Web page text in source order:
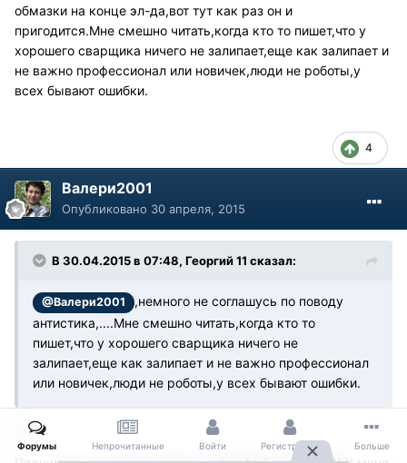
обмазки на конце эл-да,вот тут как раз он и
пригодится.Мне смешно читать,когда кто то пишет,что у
хорошего сварщика ничего не залипает,еще как залипает и
не важно профессионал или новичек,люди не роботы,у
всех бывают ошибки.
4
Валери2001
Опубликовано 30 апреля, 2015
В 30.04.2015 в 07:48, Георгий 11 сказал:
@Валери2001
,немного не соглашусь по поводу
антистика,....Мне смешно читать,когда кто то
пишет,что у хорошего сварщика ничего не
залипает,еще как залипает и не важно профессионал
или новичек,люди не роботы,у всех бывают ошибки.
Ок.
Форумы Непрочитанные Войти Регистрация Больше